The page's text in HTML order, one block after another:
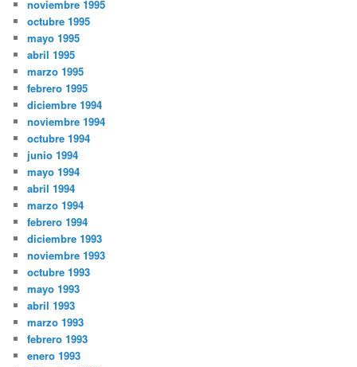
noviembre 1995
octubre 1995
mayo 1995
abril 1995
marzo 1995
febrero 1995
diciembre 1994
noviembre 1994
octubre 1994
junio 1994
mayo 1994
abril 1994
marzo 1994
febrero 1994
diciembre 1993
noviembre 1993
octubre 1993
mayo 1993
abril 1993
marzo 1993
febrero 1993
enero 1993